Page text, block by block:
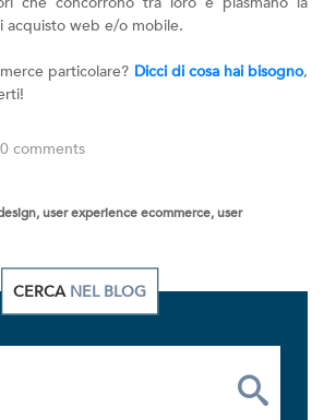
acquisto web e/o mobile.
particolare? Dicci di cosa hai bisogno,
comments
user experience ecommerce, user
CERCA NEL BLOG